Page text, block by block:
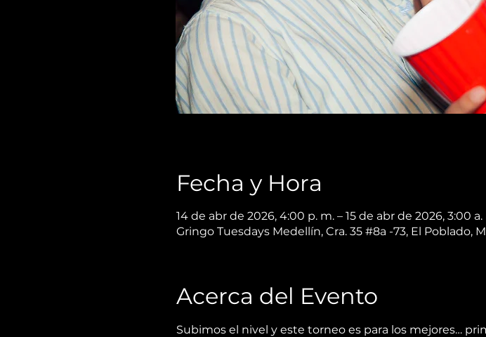
Fecha y Hora
14 de abr de 2026, 4:00 p. m. – 15 de abr de 2026, 3:00 a.
Gringo Tuesdays Medellín, Cra. 35 #8a -73, El
Acerca del Evento
Subimos el nivel y este torneo es para los mejores…